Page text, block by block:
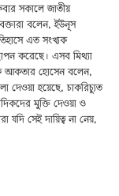
সকালে জাতীয়
বলেন, ইউনূস
এত সংখ্যক
করেছে। এসব মিথ্যা
আকতার হোসেন বলেন,
দেওয়া হয়েছে, চাকরিচ্যুত
মুক্তি দেওয়া ও
যদি সেই দায়িত্ব না নেয়,